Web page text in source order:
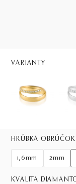
VARIANTY
HRÚBKA OBRÚČOK
1,6mm 2mm
KVALITA